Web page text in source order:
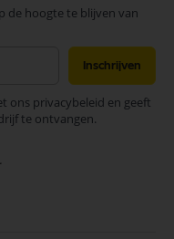
de hoogte te blijven van
Inschrijven
ons privacybeleid en geeft
te ontvangen.